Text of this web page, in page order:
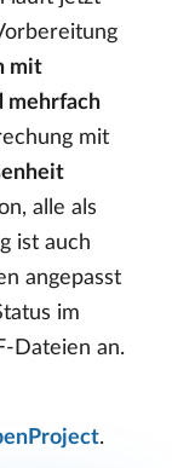
mit
mehrfach
mit
alle als
ist auch
angepasst
im
Dateien an.
.